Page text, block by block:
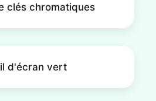
clés chromatiques
d'écran vert